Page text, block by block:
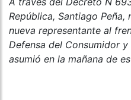
República, Santiago
nueva representante al
Defensa del Consumidor
asumió en la mañana de